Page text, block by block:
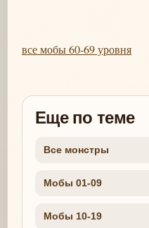
все мобы 60-69 уровня
Еще по теме
Все монстры
Мобы 01-09
Мобы 10-19